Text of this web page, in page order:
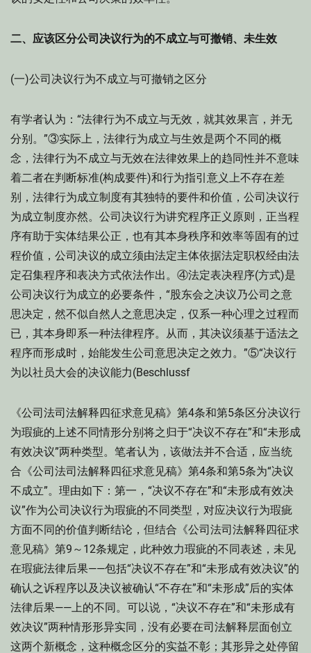
二、应该区分公司决议行为的不成立与可撤销、未生效
(一)公司决议行为不成立与可撤销之区分
有学者认为：“法律行为不成立与无效，就其效果言，并无
分别。”③实际上，法律行为成立与生效是两个不同的概
念，法律行为不成立与无效在法律效果上的趋同性并不意味
着二者在判断标准(构成要件)和行为指引意义上不存在差
别，法律行为成立制度有其独特的要件和价值，公司决议行
为成立制度亦然。公司决议行为讲究程序正义原则，正当程
序有助于实体结果公正，也有其本身秩序和效率等固有的过
程价值，公司决议的成立须由法定主体依据法定职权经由法
定召集程序和表决方式依法作出。④法定表决程序(方式)是
公司决议行为成立的必要条件，“股东会之决议乃公司之意
思决定，然不似自然人之意思决定，仅系一种心理之过程而
已，其本身即系一种法律程序。从而，其决议须基于适法之
程序而形成时，始能发生公司意思决定之效力。”⑤“决议行
为以社员大会的决议能力(Beschlussf
《公司法司法解释四征求意见稿》第4条和第5条区分决议行
为瑕疵的上述不同情形分别将之归于“决议不存在”和“未形成
有效决议”两种类型。笔者认为，该做法并不合适，应当统
合《公司法司法解释四征求意见稿》第4条和第5条为“决议
不成立”。理由如下：第一，“决议不存在”和“未形成有效决
议”作为公司决议行为瑕疵的不同类型，对应决议行为瑕疵
方面不同的价值判断结论，但结合《公司法司法解释四征求
意见稿》第9～12条规定，此种效力瑕疵的不同表述，未见
在瑕疵法律后果——包括“决议不存在”和“未形成有效决议”的
确认之诉程序以及决议被确认“不存在”和“未形成”后的实体
法律后果——上的不同。可以说，“决议不存在”和“未形成有
效决议”两种情形形异实同，没有必要在司法解释层面创立
这两个新概念，这种概念区分的实益不彰；其形异之处停留